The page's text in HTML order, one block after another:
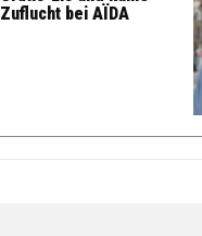
Zuflucht bei AÏDA